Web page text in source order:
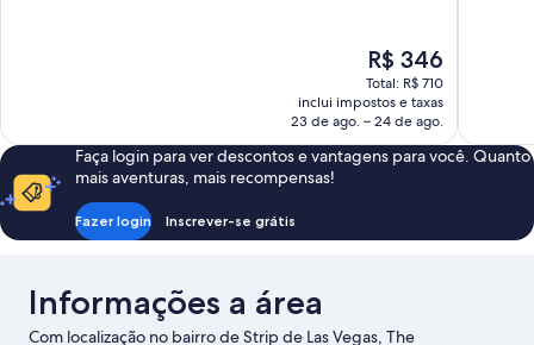
O
preço
é
de
R$ 346
R$ 346
Total: R$ 710
inclui impostos e taxas
23 de ago. – 24 de ago.
Faça login para ver descontos e vantagens para você. Quanto
mais aventuras, mais recompensas!
Fazer login Inscrever-se grátis
Informações a área
Com localização no bairro de Strip de Las Vegas, The